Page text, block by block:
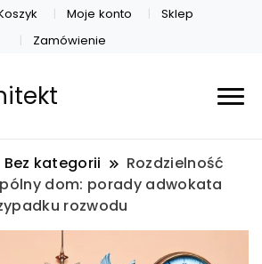
Moje konto
Sklep
Zamówienie
Bez kategorii
Rozdzielność
dom: porady adwokata
rozwodu